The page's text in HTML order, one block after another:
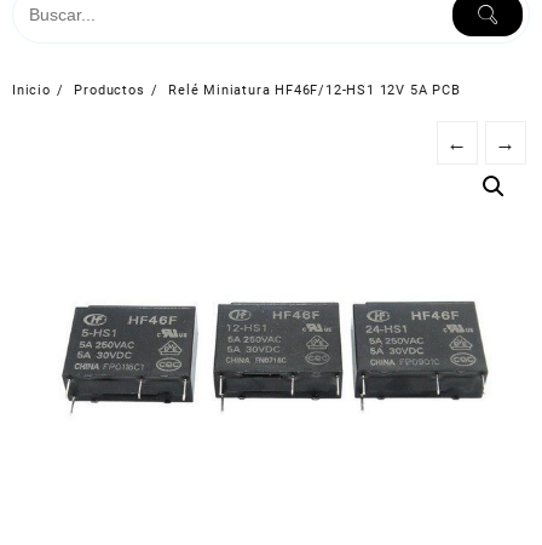
Inicio Productos Relé Miniatura HF46F/12-HS1 12V 5A PCB
← →